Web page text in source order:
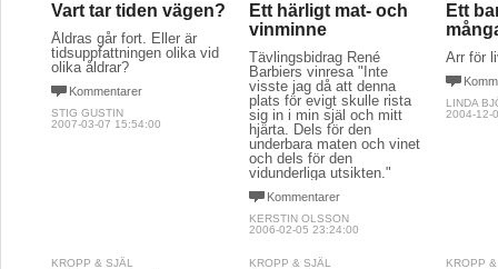
Vart tar tiden vägen?
Åldras går fort. Eller är
tidsuppfattningen olika vid
olika åldrar?
Kommentarer
STIG GUSTIN
2007-03-07 15:54:00
Ett härligt mat- och
vinminne
Tävlingsbidrag René
Barbiers vinresa "Inte
visste jag då att denna
plats för evigt skulle rista
sig in i min själ och mitt
hjärta. Dels för den
underbara maten och vinet
och dels för den
vidunderliga utsikten."
Kommentarer
KERSTIN OLSSON
2006-02-05 23:24:00
Ett
Ärr för
LINDA
2004-12-
KROPP & SJÄL KROPP & SJÄL KROPP